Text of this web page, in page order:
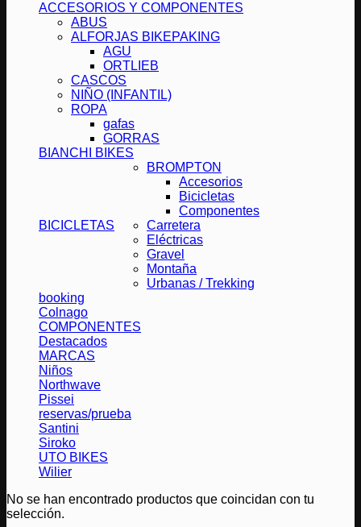
ACCESORIOS Y COMPONENTES
ABUS
ALFORJAS BIKEPAKING
AGU
ORTLIEB
CASCOS
NIÑO (INFANTIL)
ROPA
gafas
GORRAS
BIANCHI BIKES
BICICLETAS
BROMPTON
Accesorios
Bicicletas
Componentes
Carretera
Eléctricas
Gravel
Montaña
Urbanas / Trekking
booking
Colnago
COMPONENTES
Destacados
MARCAS
Niños
Northwave
Pissei
reservas/prueba
Santini
Siroko
UTO BIKES
Wilier
No se han encontrado productos que coincidan con tu
selección.